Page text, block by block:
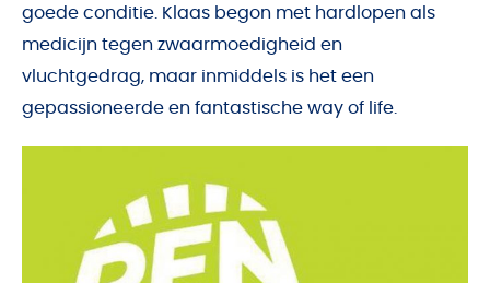
goede conditie. Klaas begon met hardlopen als
medicijn tegen zwaarmoedigheid en
vluchtgedrag, maar inmiddels is het een
gepassioneerde en fantastische way of life.